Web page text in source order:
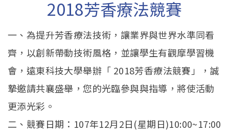
2018芳香療法競賽
一、為提升芳香療法技術，讓業界與世界水準同看
齊，以創新帶動技術風格，並讓學生有觀摩學習機
會，遠東科技大學舉辦「 2018芳香療法競賽」，誠
摯邀請共襄盛舉，您的光臨參與與指導，將使活動
更添光彩。
二、競賽日期：107年12月2日(星期日)10:00~17:00